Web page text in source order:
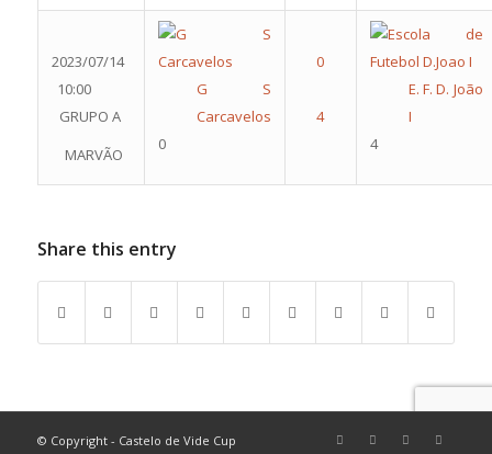
2023/07/14
10:00
GRUPO A
MARVÃO
G S
Carcavelos
0
E. F. D. João
I
4
Share this entry
© Copyright - Castelo de Vide Cup